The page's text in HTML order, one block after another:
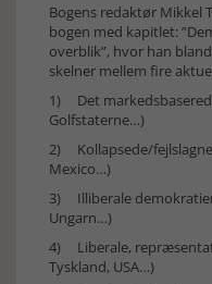
Bogens redaktør Mikkel
bogen med kapitlet:
overblik”, hvor han
skelner mellem fire
1) Det
Golfstaterne…)
2) Kollapsede/
Mexico…)
3) Illiberale demokratier
Ungarn…)
4) Liberale,
Tyskland, USA…)